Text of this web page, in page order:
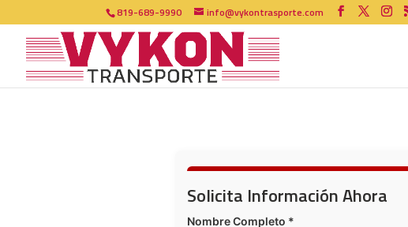
819-689-9990 info@vykontrasporte.com
Solicita Información Ahora
Nombre Completo *